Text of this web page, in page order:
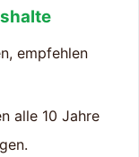
empfehlen
alle 10 Jahre